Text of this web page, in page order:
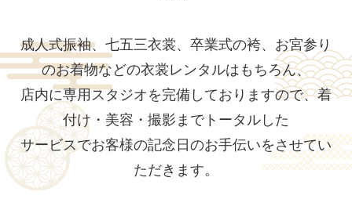
成人式振袖、七五三衣裳、卒業式の袴、お宮参り
のお着物などの衣裳レンタルはもちろん、
店内に専用スタジオを完備しておりますので、着
付け・美容・撮影までトータルした
サービスでお客様の記念日のお手伝いをさせてい
ただきます。